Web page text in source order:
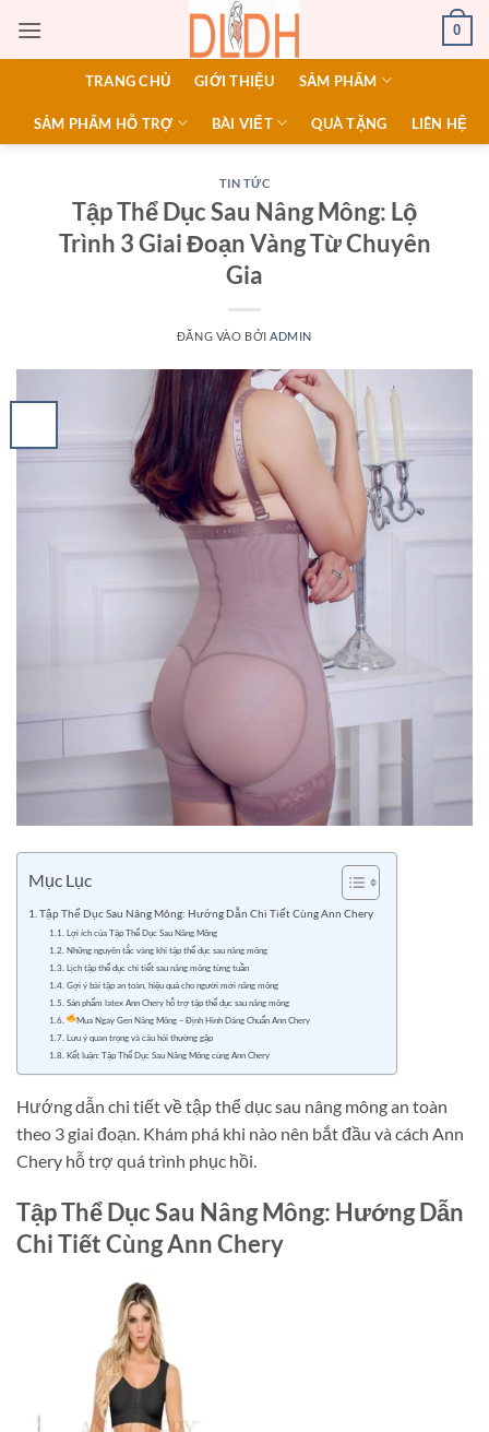
qua
0
TRANG CHỦ GIỚI THIỆU SẢM PHẨM
SẢM PHẨM HỖ TRỢ BÀI VIẾT QUÀ TẶNG LIÊN HỆ
TIN TỨC
Tập Thể Dục Sau Nâng Mông: Lộ
Trình 3 Giai Đoạn Vàng Từ Chuyên
Gia
ĐĂNG VÀO BỞI ADMIN
Mục Lục
Tập Thể Dục Sau Nâng Mông: Hướng Dẫn Chi Tiết Cùng Ann Chery
Lợi ích của Tập Thể Dục Sau Nâng Mông
Những nguyên tắc vàng khi tập thể dục sau nâng mông
Lịch tập thể dục chi tiết sau nâng mông từng tuần
Gợi ý bài tập an toàn, hiệu quả cho người mới nâng mông
Sản phẩm latex Ann Chery hỗ trợ tập thể dục sau nâng mông
Mua Ngay Gen Nâng Mông – Định Hình Dáng Chuẩn Ann Chery
Lưu ý quan trọng và câu hỏi thường gặp
Kết luận: Tập Thể Dục Sau Nâng Mông cùng Ann Chery
Hướng dẫn chi tiết về tập thể dục sau nâng mông an toàn
theo 3 giai đoạn. Khám phá khi nào nên bắt đầu và cách Ann
Chery hỗ trợ quá trình phục hồi.
Tập Thể Dục Sau Nâng Mông: Hướng Dẫn
Chi Tiết Cùng Ann Chery